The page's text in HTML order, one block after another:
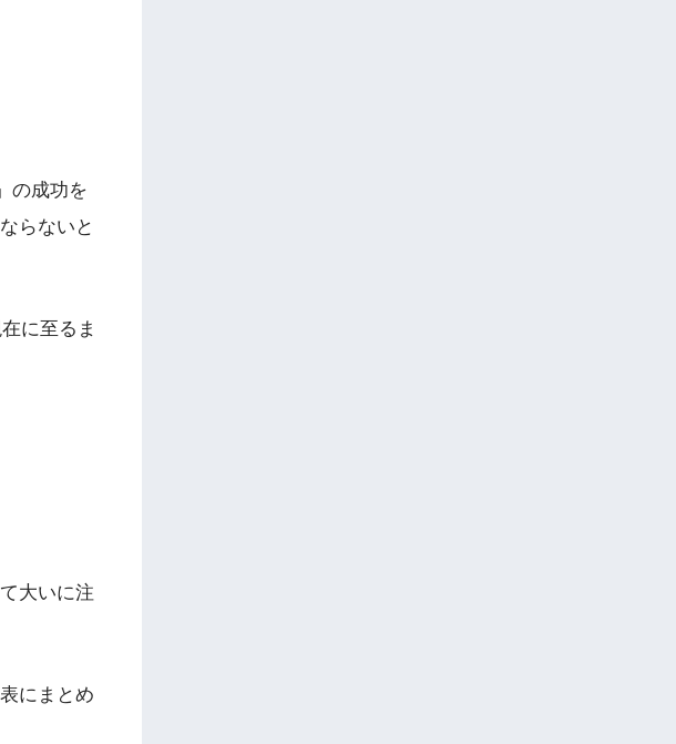
の成功を
らないと
に至るま
大いに注
にまとめ